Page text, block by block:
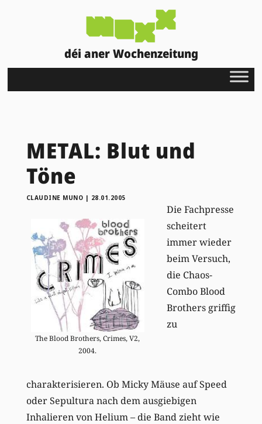
déi aner Wochenzeitung
METAL: Blut und
Töne
CLAUDINE MUNO | 28.01.2005
The Blood Brothers, Crimes, V2,
2004.
Die Fachpresse
scheitert
immer wieder
beim Versuch,
die Chaos-
Combo Blood
Brothers griffig
zu
charakterisieren. Ob Micky Mäuse auf Speed
oder Sepultura nach dem ausgiebigen
Inhalieren von Helium – die Band zieht wie